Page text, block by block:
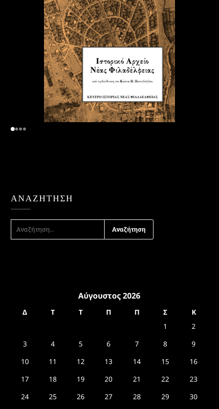
ΑΝΑΖΉΤΗΣΗ
ΑΝΑΖΉΤΗΣΗ
ΓΙΑ:
Αύγουστος 2026
Δ Τ Τ Π Π Σ
Κ
1
2
3
4 5 6 7 8
9
10
11 12 13 14 15
16
17
18 19 20 21 22
23
24
25 26 27 28 29
30